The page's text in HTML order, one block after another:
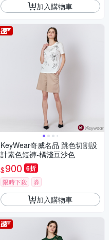
加入購物車
KeyWear奇威名品 跳色切割設
計素色短褲-橘淺豆沙色
$900 6折
限時下殺 券
加入購物車